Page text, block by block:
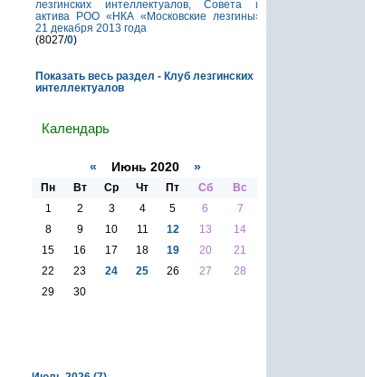
лезгинских интеллектуалов, Совета и
актива РОО «НКА «Московские лезгины»
21 декабря 2013 года
(8027/0)
Показать весь раздел - Клуб лезгинских
интеллектуалов
Календарь
« Июнь 2020 »
Пн Вт Ср Чт Пт Сб
Вс
1
2 3 4 5 6
7
8
9 10 11 12 13
14
15
16 17 18 19 20
21
22
23 24 25 26 27
28
29
30